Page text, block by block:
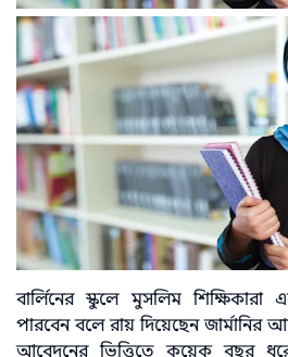
বার্লিনের স্কুলে মুসলিম
পারবেন বলে রায় দিয়েছেন জার্মানির
আবেদনের ভিত্তিতে কয়েক বছর